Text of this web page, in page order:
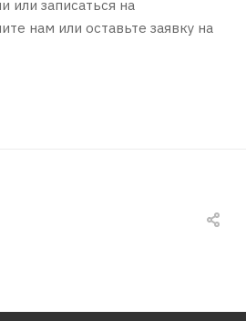
или записаться на
нам или оставьте заявку на